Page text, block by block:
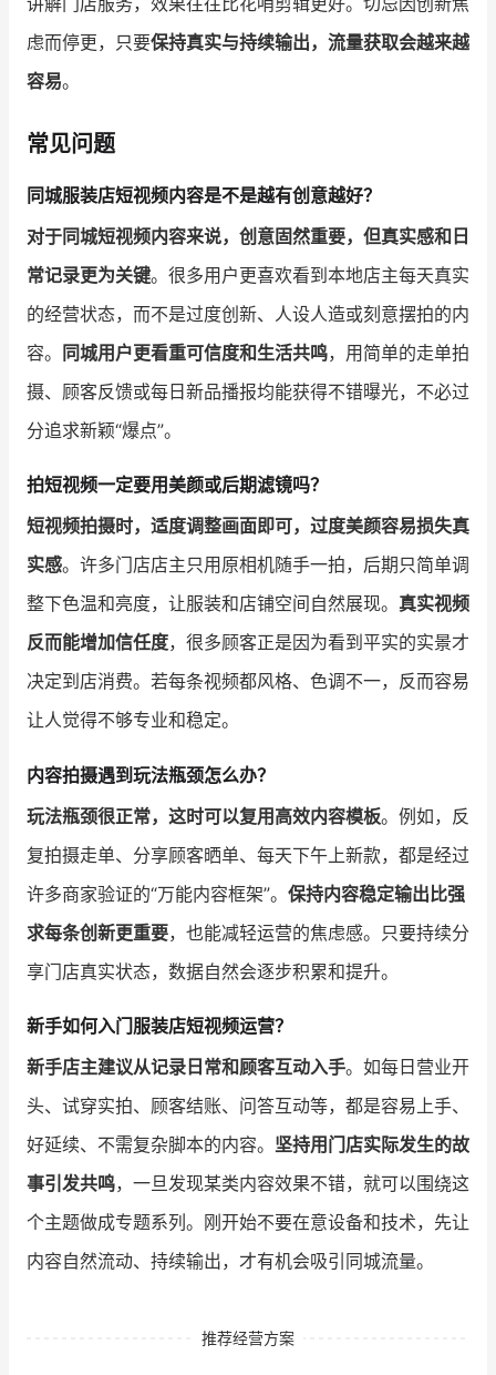
虑而停更，只要保持真实与持续输出，流量获取会越来越
容易。
常见问题
同城服装店短视频内容是不是越有创意越好？
对于同城短视频内容来说，创意固然重要，但真实感和日
常记录更为关键。很多用户更喜欢看到本地店主每天真实
的经营状态，而不是过度创新、人设人造或刻意摆拍的内
容。
同城用户更看重可信度和生活共鸣，用简单的走单拍
摄、顾客反馈或每日新品播报均能获得不错曝光，不必过
分追求新颖“爆点”。
拍短视频一定要用美颜或后期滤镜吗？
短视频拍摄时，适度调整画面即可，过度美颜容易损失真
实感。许多门店店主只用原相机随手一拍，后期只简单调
整下色温和亮度，让服装和店铺空间自然展现。 真实视频
反而能增加信任度，很多顾客正是因为看到平实的实景才
决定到店消费。若每条视频都风格、色调不一，反而容易
让人觉得不够专业和稳定。
内容拍摄遇到玩法瓶颈怎么办？
玩法瓶颈很正常，这时可以复用高效内容模板。例如，反
复拍摄走单、分享顾客晒单、每天下午上新款，都是经过
许多商家验证的“万能内容框架”。 保持内容稳定输出比强
求每条创新更重要，也能减轻运营的焦虑感。只要持续分
享门店真实状态，数据自然会逐步积累和提升。
新手如何入门服装店短视频运营？
新手店主建议从记录日常和顾客互动入手。如每日营业开
头、试穿实拍、顾客结账、问答互动等，都是容易上手、
好延续、不需复杂脚本的内容。 坚持用门店实际发生的故
事引发共鸣，一旦发现某类内容效果不错，就可以围绕这
个主题做成专题系列。刚开始不要在意设备和技术，先让
内容自然流动、持续输出，才有机会吸引同城流量。
推荐经营方案